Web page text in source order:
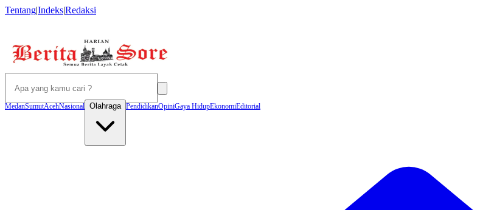
Tentang|Indeks|Redaksi
MedanSumutAcehNasional Olahraga PendidikanOpiniGaya HidupEkonomiEditorial